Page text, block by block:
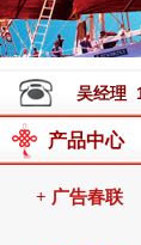
吴经理
产品中心
+ 广告春联